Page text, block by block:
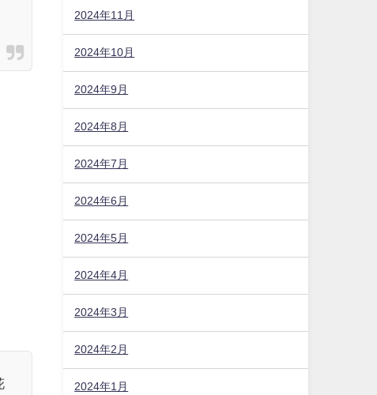
2024年11月
2024年10月
2024年9月
2024年8月
2024年7月
2024年6月
2024年5月
2024年4月
2024年3月
2024年2月
2024年1月